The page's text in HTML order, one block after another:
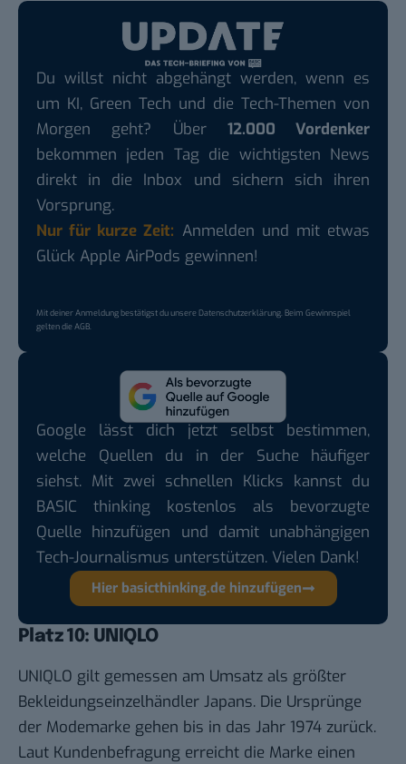
Du willst nicht abgehängt werden, wenn es
um KI, Green Tech und die Tech-Themen von
Morgen geht? Über 12.000 Vordenker
bekommen jeden Tag die wichtigsten News
direkt in die Inbox und sichern sich ihren
Vorsprung.
Nur für kurze Zeit: Anmelden und mit etwas
Glück Apple AirPods gewinnen!
Mit deiner Anmeldung bestätigst du unsereDatenschutzerklärung. Beim Gewinnspiel
gelten dieAGB.
Google lässt dich jetzt selbst bestimmen,
welche Quellen du in der Suche häufiger
siehst. Mit zwei schnellen Klicks kannst du
BASIC thinking kostenlos als bevorzugte
Quelle hinzufügen und damit unabhängigen
Tech-Journalismus unterstützen. Vielen Dank!
Hier basicthinking.de hinzufügen
Platz 10: UNIQLO
UNIQLO gilt gemessen am Umsatz als größter
Bekleidungseinzelhändler Japans. Die Ursprünge
der Modemarke gehen bis in das Jahr 1974 zurück.
Laut Kundenbefragung erreicht die Marke einen